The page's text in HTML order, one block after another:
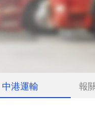
中港運輸 報